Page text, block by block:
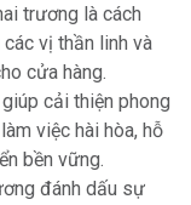
trương là cách
vị thần linh và
cửa hàng.
giúp cải thiện phong
việc hài hòa, hỗ
bền vững.
đánh dấu sự